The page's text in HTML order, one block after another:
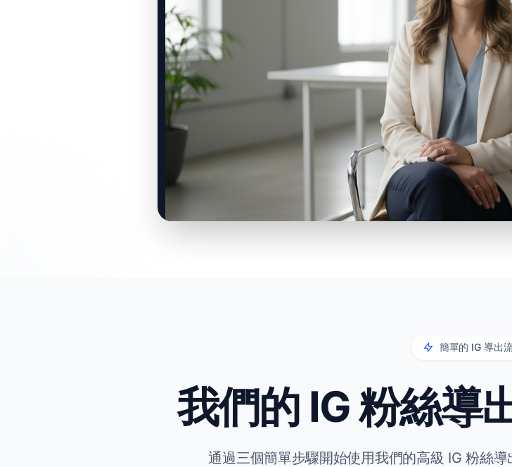
簡單的 IG 導出
我們的 IG 粉絲導
通過三個簡單步驟開始使用我們的高級 IG 粉絲